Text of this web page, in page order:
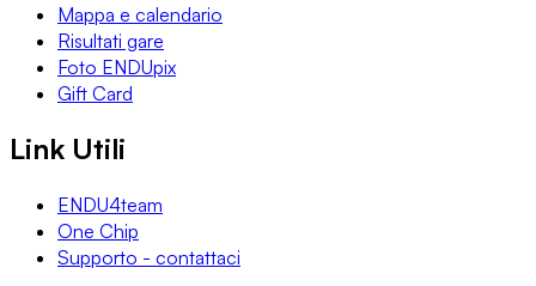
Mappa e calendario
Risultati gare
Foto ENDUpix
Gift Card
Link Utili
ENDU4team
One Chip
Supporto - contattaci